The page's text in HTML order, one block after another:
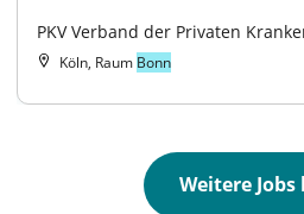
PKV Verband der Privaten
Köln, Raum Bonn
Weitere Jobs